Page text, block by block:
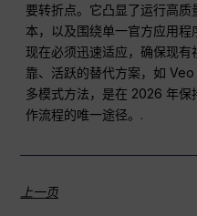
要转折点。它凸显了运行高
本，以及围绕单一官方应用
现在必须迅速适应，确保现
靠、活跃的替代方案，如
多模式方法，是在 2026 年保
作流程的唯一途径。.
上一页